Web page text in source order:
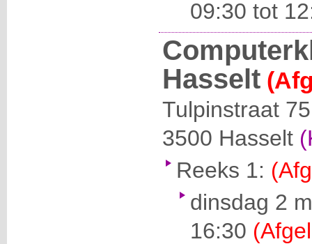
09:30 tot
Hasselt
Tulpinstraat 75
3500 Hasselt
Reeks 1:
dinsdag 2
16:30